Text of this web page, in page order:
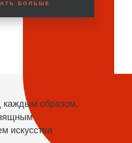
БОЛЬШЕ
каждым образом,
искусства